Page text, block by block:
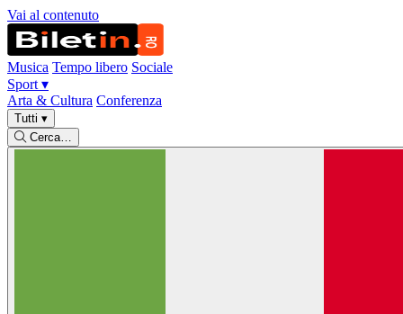
Vai al contenuto
Musica Tempo libero Sociale
Sport ▾
Arta & Cultura Conferenza
Tutti ▾
Cerca…